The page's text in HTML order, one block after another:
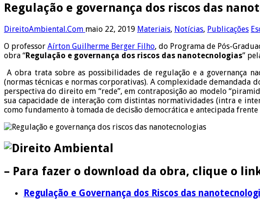
Regulação e governança dos riscos das
DireitoAmbiental.Com maio 22, 2019 Materiais, Notícias, Publicações
O professor Aírton Guilherme Berger Filho, do Programa de Pós-
obra “Regulação e governança dos riscos das nanotecnologias”
A obra trata sobre as possibilidades de regulação e a governança
(normas técnicas e normas corporativas). A complexidade
perspectiva do direito em “rede”, em contraposição ao modelo
sua capacidade de interação com distintas normatividades (intra e
como fundamento à tomada de decisão democrática e antecipada frente
– Para fazer o download da obra, clique o
Regulação e Governança dos Riscos das